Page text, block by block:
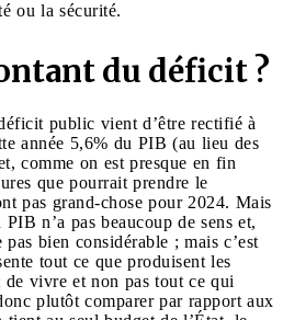
ou la sécurité.
du déficit ?
public vient d’être rectifié à
année 5,6% du PIB (au lieu des
comme on est presque en fin
que pourrait prendre le
pas grand-chose pour 2024. Mais
n’a pas beaucoup de sens et,
bien considérable ; mais c’est
tout ce que produisent les
vivre et non pas tout ce qui
plutôt comparer par rapport aux